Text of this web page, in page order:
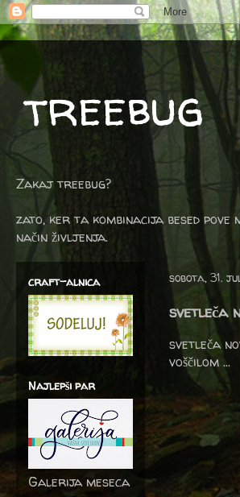
treebug
Zakaj treebug?
zato, ker ta kombinacija besed
način življenja.
sobota, 31.
svetleča
svetleča
voščilom ...
craft-alnica
Najlepši par
Galerija meseca